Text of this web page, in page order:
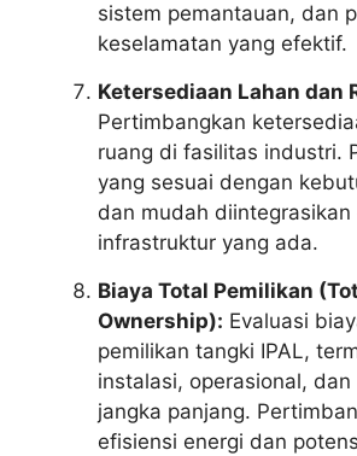
sistem pemantauan, dan
keselamatan yang efektif.
Ketersediaan Lahan dan
Pertimbangkan
ruang di fasilitas industri.
yang sesuai dengan
dan mudah diintegrasikan
infrastruktur yang ada.
Biaya Total Pemilikan
Ownership): Evaluasi
pemilikan tangki IPAL,
instalasi, operasional, dan
jangka panjang.
efisiensi energi dan